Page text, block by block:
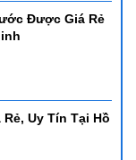
Được Giá Rẻ
Uy Tín Tại Hồ